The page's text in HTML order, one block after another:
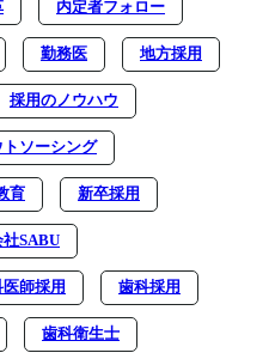
内定者フォロー
勤務医 地方採用
採用のノウハウ
ソーシング
育 新卒採用
SABU
師採用 歯科採用
歯科衛生士